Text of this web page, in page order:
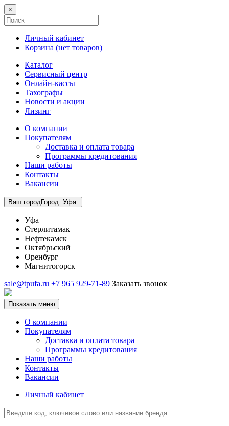
×
Личный кабинет
Корзина (нет товаров)
Каталог
Сервисный центр
Онлайн-кассы
Тахографы
Новости и акции
Лизинг
О компании
Покупателям
Доставка и оплата товара
Программы кредитования
Наши работы
Контакты
Вакансии
Ваш городГород: Уфа
Уфа
Стерлитамак
Нефтекамск
Октябрьский
Оренбург
Магнитогорск
sale@tpufa.ru +7 965 929-71-89 Заказать звонок
Показать меню
О компании
Покупателям
Доставка и оплата товара
Программы кредитования
Наши работы
Контакты
Вакансии
Личный кабинет